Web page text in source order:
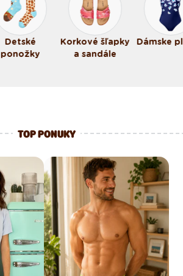
Detské
ponožky
Korkové šľapky
a sandále
Dámske
TOP PONUKY